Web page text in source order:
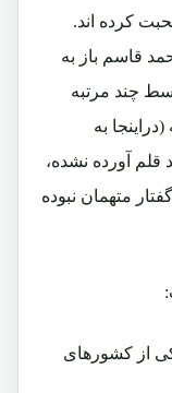
کرده اند.
قاسم باز به
چند مرتبه
به
قلم آورده نشده،
متهمان نبوده
از کشورهای